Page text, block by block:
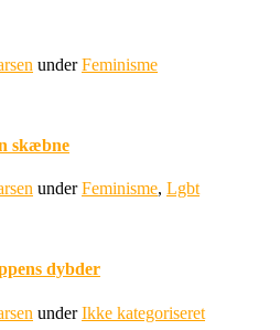
underFeminisme
skæbne
underFeminisme, Lgbt
dybder
underIkke kategoriseret